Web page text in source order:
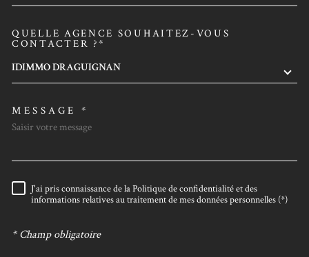
QUELLE AGENCE SOUHAITEZ-VOUS
CONTACTER ?*
IDIMMO DRAGUIGNAN
MESSAGE *
RÈGLEMENTATION
J'ai pris connaissance de la Politique de confidentialité et des
informations relatives au traitement de mes données personnelles (*)
* Champ obligatoire